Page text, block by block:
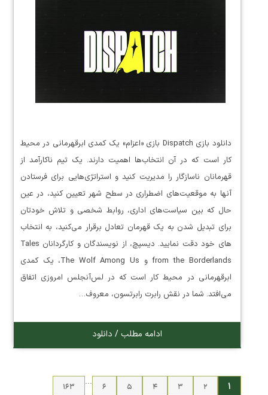
دانلود بازی Dispatch بازی «اعزام» یک کمدی ابرقهرمانی در محیط
کار است که در آن انتخاب‌ها اهمیت دارند. یک تیم ناکارآمد از
قهرمانان ناسازگار را مدیریت کنید و استراتژی‌هایی برای فرستادن
آنها به موقعیت‌های اضطراری در سطح شهر تعیین کنید، در عین
حال که بین سیاست‌های اداری، روابط شخصی و تلاش خودتان
برای تبدیل شدن به یک قهرمان تعادل برقرار می‌کنید، به انتخاب
های خود دقت نمایید. دیسپچ، از نویسندگان و کارگردانان Tales
from the Borderlands و The Wolf Among Us، یک کمدی
ابرقهرمانی در محیط کار است که در لس‌آنجلس امروزی اتفاق
می‌افتد. شما در نقش رابرت رابرتسون، معروف…
ادامه مطلب / دانلود
۱ ۲ ۳ ۴ ۵ ۶
…
۱۶۳